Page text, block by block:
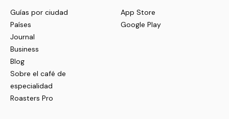
Guías por ciudad
Países
Journal
Business
Blog
Sobre el café de
especialidad
Roasters Pro
App Store
Google Play